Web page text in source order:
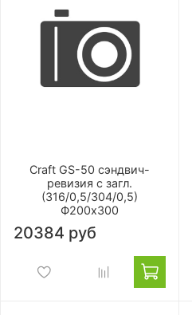
Craft GS-50 сэндвич-
ревизия с загл.
(316/0,5/304/0,5)
Ф200х300
20384 руб